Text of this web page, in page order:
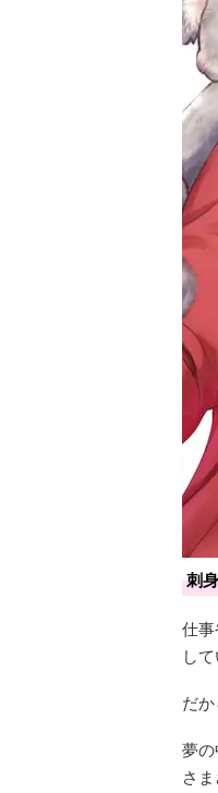
刺
仕
して
だ
夢
さ